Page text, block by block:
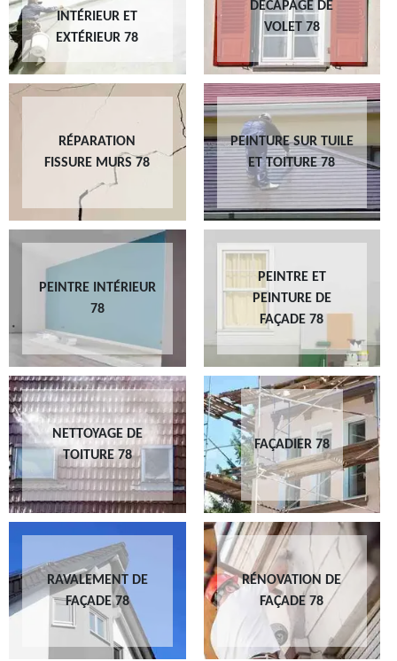
INTÉRIEUR ET
EXTÉRIEUR 78
DÉCAPAGE DE
VOLET 78
RÉPARATION
FISSURE MURS 78
PEINTURE SUR TUILE
ET TOITURE 78
PEINTRE INTÉRIEUR
78
PEINTRE ET
PEINTURE DE
FAÇADE 78
NETTOYAGE DE
TOITURE 78
FAÇADIER 78
RAVALEMENT DE
FAÇADE 78
RÉNOVATION DE
FAÇADE 78